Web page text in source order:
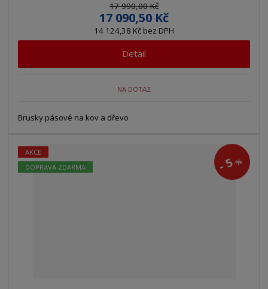
17 990,00 Kč
17 090,50 Kč
14 124,38 Kč bez DPH
Detail
NA DOTAZ
Brusky pásové na kov a dřevo
-5%
AKCE
DOPRAVA ZDARMA